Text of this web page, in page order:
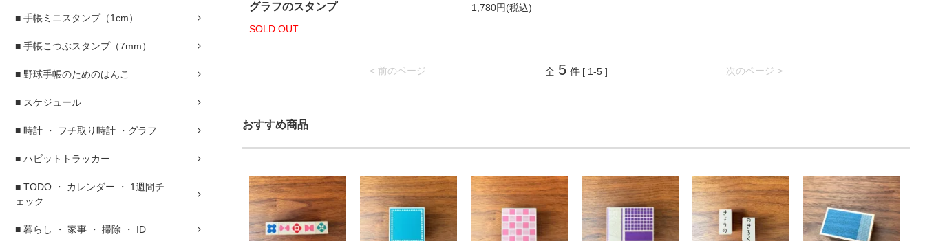
■ 手帳ミニスタンプ（1cm）
■ 手帳こつぶスタンプ（7mm）
■ 野球手帳のためのはんこ
■ スケジュール
■ 時計 ・ フチ取り時計 ・グラフ
■ ハビットトラッカー
■ TODO ・ カレンダー ・ 1週間チ
ェック
■ 暮らし ・ 家事 ・ 掃除 ・ ID
グラフのスタンプ
SOLD OUT
1,780円(税込)
< 前のページ 次のページ >
全 5 件 [ 1-5 ]
おすすめ商品